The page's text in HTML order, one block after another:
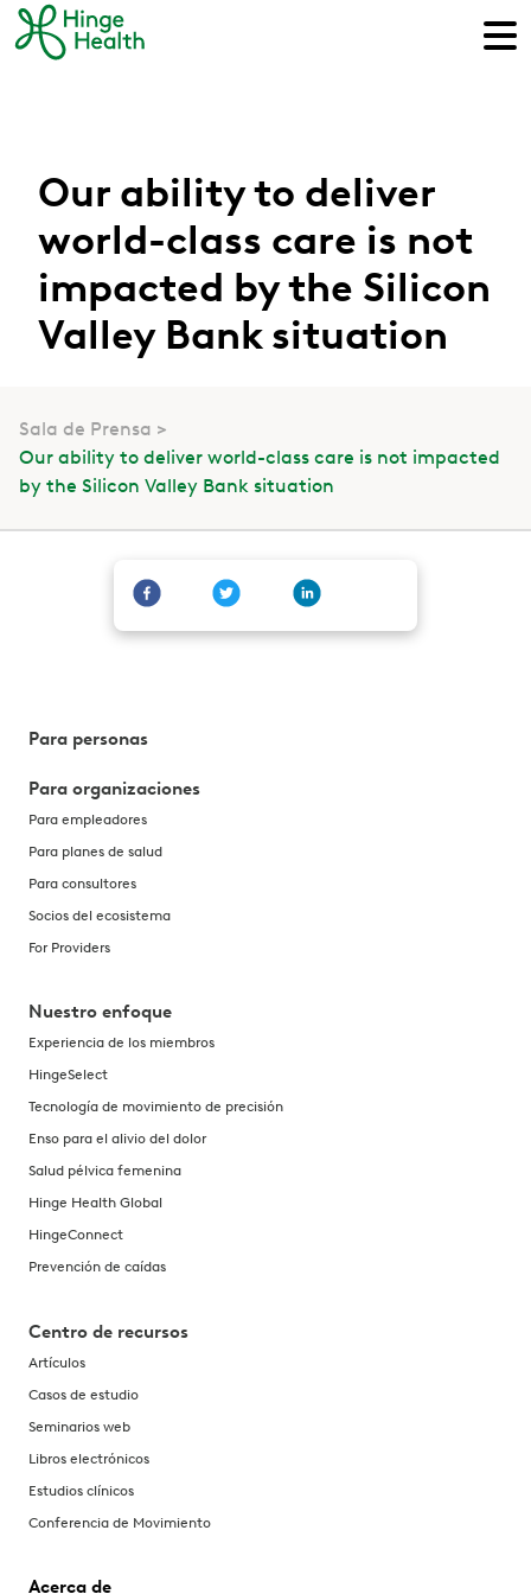
Our ability to deliver
world-class care is not
impacted by the Silicon
Valley Bank situation
Sala de Prensa
Our ability to deliver world-class care is not impacted
by the Silicon Valley Bank situation
Para personas
Para organizaciones
Para empleadores
Para planes de salud
Para consultores
Socios del ecosistema
For Providers
Nuestro enfoque
Experiencia de los miembros
HingeSelect
Tecnología de movimiento de precisión
Enso para el alivio del dolor
Salud pélvica femenina
Hinge Health Global
HingeConnect
Prevención de caídas
Centro de recursos
Artículos
Casos de estudio
Seminarios web
Libros electrónicos
Estudios clínicos
Conferencia de Movimiento
Acerca de